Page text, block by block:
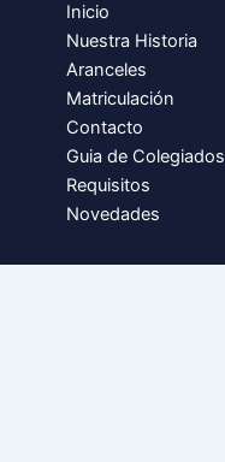
Inicio
Nuestra Historia
Aranceles
Matriculación
Contacto
Guia de Colegiados
Requisitos
Novedades